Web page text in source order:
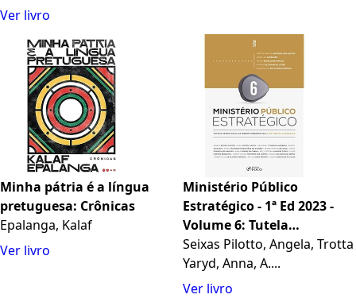
Ver livro
Minha pátria é a língua
pretuguesa: Crônicas
Epalanga, Kalaf
Ver livro
Ministério Público
Estratégico - 1ª Ed 2023 -
Volume 6: Tutela
Estrutural da Ordem
Urbanística e do Direito à
Moradia
Seixas Pilotto, Angela, Trotta
Yaryd, Anna, A....
Ver livro